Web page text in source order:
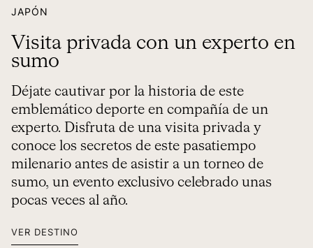
JAPÓN
Visita privada con un experto en
sumo
Déjate cautivar por la historia de este
emblemático deporte en compañía de un
experto. Disfruta de una visita privada y
conoce los secretos de este pasatiempo
milenario antes de asistir a un torneo de
sumo, un evento exclusivo celebrado unas
pocas veces al año.
VER DESTINO